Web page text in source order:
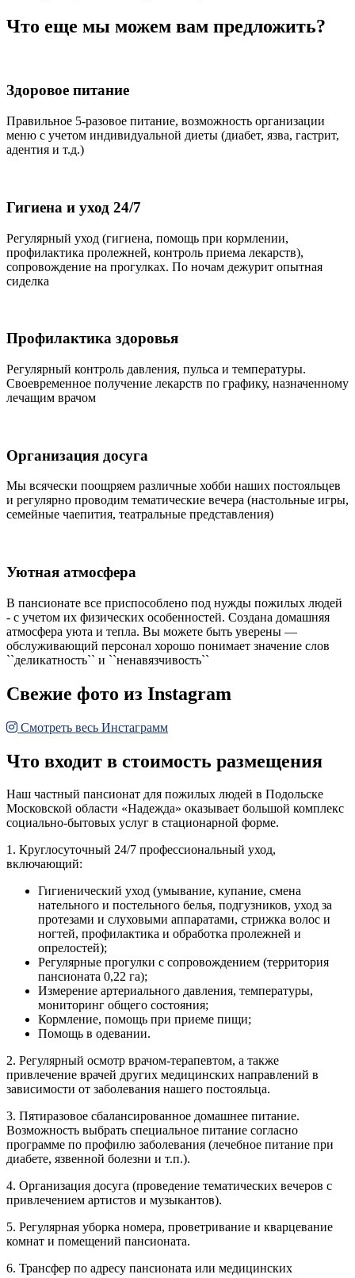
Что еще мы можем вам предложить?
Здоровое питание
Правильное 5-разовое питание, возможность организации
меню с учетом индивидуальной диеты (диабет, язва, гастрит,
адентия и т.д.)
Гигиена и уход 24/7
Регулярный уход (гигиена, помощь при кормлении,
профилактика пролежней, контроль приема лекарств),
сопровождение на прогулках. По ночам дежурит опытная
сиделка
Профилактика здоровья
Регулярный контроль давления, пульса и температуры.
Своевременное получение лекарств по графику, назначенному
лечащим врачом
Организация досуга
Мы всячески поощряем различные хобби наших постояльцев
и регулярно проводим тематические вечера (настольные игры,
семейные чаепития, театральные представления)
Уютная атмосфера
В пансионате все приспособлено под нужды пожилых людей
- с учетом их физических особенностей. Создана домашняя
атмосфера уюта и тепла. Вы можете быть уверены —
обслуживающий персонал хорошо понимает значение слов
``деликатность`` и ``ненавязчивость``
Свежие фото из Instagram
Смотреть весь Инстаграмм
Что входит в стоимость размещения
Наш частный пансионат для пожилых людей в Подольске
Московской области «Надежда» оказывает большой комплекс
социально-бытовых услуг в стационарной форме.
1. Круглосуточный 24/7 профессиональный уход,
включающий:
Гигиенический уход (умывание, купание, смена
нательного и постельного белья, подгузников, уход за
протезами и слуховыми аппаратами, стрижка волос и
ногтей, профилактика и обработка пролежней и
опрелостей);
Регулярные прогулки с сопровождением (территория
пансионата 0,22 га);
Измерение артериального давления, температуры,
мониторинг общего состояния;
Кормление, помощь при приеме пищи;
Помощь в одевании.
2. Регулярный осмотр врачом-терапевтом, а также
привлечение врачей других медицинских направлений в
зависимости от заболевания нашего постояльца.
3. Пятиразовое сбалансированное домашнее питание.
Возможность выбрать специальное питание согласно
программе по профилю заболевания (лечебное питание при
диабете, язвенной болезни и т.п.).
4. Организация досуга (проведение тематических вечеров с
привлечением артистов и музыкантов).
5. Регулярная уборка номера, проветривание и кварцевание
комнат и помещений пансионата.
6. Трансфер по адресу пансионата или медицинских